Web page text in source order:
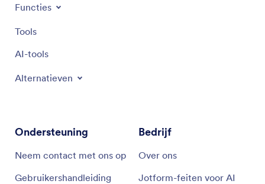
Functies
Tools
AI-tools
Alternatieven
Ondersteuning
Neem contact met ons op
Gebruikershandleiding
Bedrijf
Over ons
Jotform-feiten voor AI